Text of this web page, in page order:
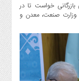
خواست تا در
وزارت صنعت، معدن و